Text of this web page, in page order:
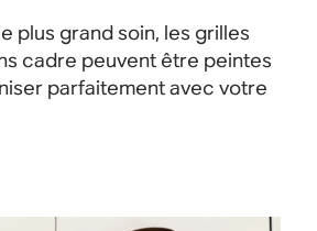
plus grand soin, les grilles
cadre peuvent être peintes
parfaitement avec votre